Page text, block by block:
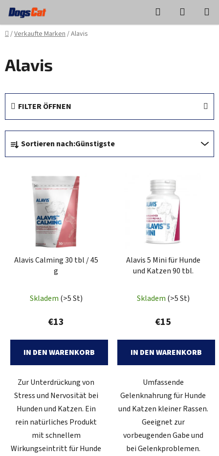
Zum
Inhalt
springen
Suchen
Startseite
/Verkaufte Marken/Alavis
Alavis
FILTER ÖFFNEN
o
g
Sortieren nach:Günstigste
k
e
Alavis Calming 30 tbl / 45
g
Skladem (>5 St)
€13
IN DEN WARENKORB
Zur Unterdrückung von
Stress und Nervosität bei
Hunden und Katzen. Ein
rein natürliches Produkt
mit schnellem
Wirkungseintritt für Hunde
Alavis 5 Mini für Hunde
und Katzen 90 tbl.
Skladem (>5 St)
€15
IN DEN WARENKORB
Umfassende
Gelenknahrung für Hunde
und Katzen kleiner Rassen.
Geeignet zur
vorbeugenden Gabe und
bei Gelenkproblemen.